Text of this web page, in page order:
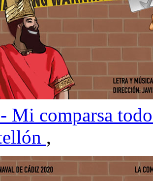
Mi comparsa
,